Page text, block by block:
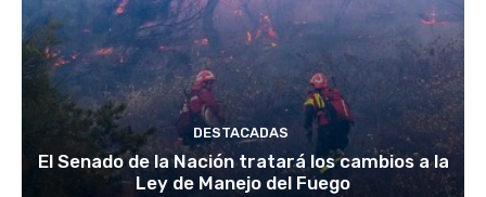
DESTACADAS
El Senado de la Nación tratará los cambios a la
Ley de Manejo del Fuego